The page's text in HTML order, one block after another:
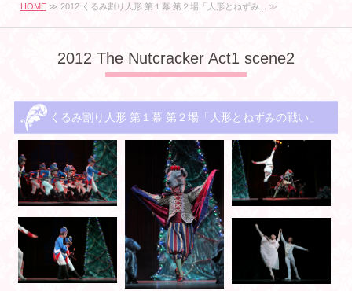
HOME≫ 2012 くるみ割り人形 第１幕 第２場「人形とねずみ... ≫
2012 The Nutcracker Act1 scene2
くるみ割り人形 第１幕 第２場「人形とねずみの戦い」